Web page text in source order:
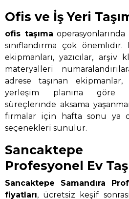
Ofis ve İş Yeri
ofis taşıma
sınıflandırma çok önemlidir.
ekipmanları, yazıcılar,
materyalleri
adrese taşınan
yerleşim planına göre
süreçlerinde aksama
firmalar için hafta sonu ya
seçenekleri sunulur.
Sancaktepe
Profesyonel Ev
Sancaktepe Samandıra
fiyatları, ücretsiz keşif